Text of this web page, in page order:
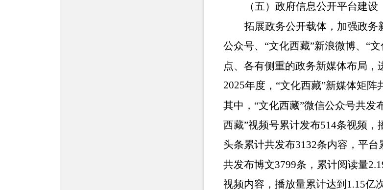
（五）政府信息公开平台建设
拓展政务公开载体，加强政务
公众号、 “文化西藏”新浪微博、 “文
点、各有侧重的政务新媒体布局
2025年度 ， “文化西藏”新媒体矩阵
其中， “文化西藏”微信公众号共发
西藏”视频号累计发布514条视频，
头条累计共发布3132条内容，平台
共发布博文3799条，累计阅读量
视频内容，播放量累计达到 1.15亿